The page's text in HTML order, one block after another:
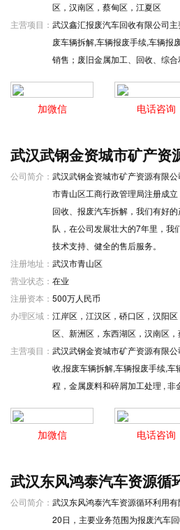
区，汉南区，蔡甸区，江夏区
主营项目： 武汉鑫汇报废汽车回收有限公司
废车辆拆解,车辆报废手续,车辆报
销售；废旧金属加工、回收、综合
电话咨询
加微信
武汉武钢金资城市矿产资
公司简介： 武汉武钢金资城市矿产资源有限
市青山区工商行政管理局注册成
回收、报废汽车拆解，我们有好
队，在公司发展壮大的7年里，我
技术支持、健全的售后服务。
注册地址： 武汉市青山区
营业状态： 在业
注册资本： 500万人民币
办理区域： 江岸区，江汉区，硚口区，汉阳
区、新洲区，东西湖区，汉南区
主营项目： 武汉武钢金资城市矿产资源有限
收,报废车辆拆解,车辆报废手续,
程，金属废料和碎屑加工处理 , 非
电话咨询
加微信
武汉东风鸿泰汽车资源循
公司简介： 武汉东风鸿泰汽车资源循环利用
20日，主要业务范围为报废汽车